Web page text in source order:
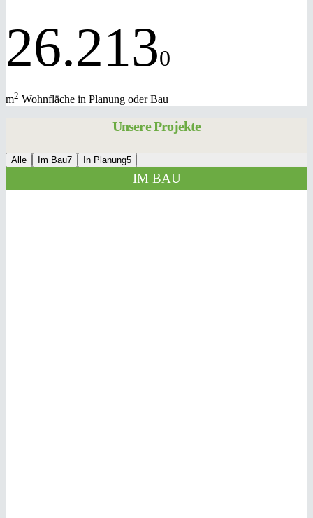
26.2130
m2 Wohnfläche in Planung oder Bau
Unsere Projekte
Alle Im Bau7 In Planung5
IM BAU